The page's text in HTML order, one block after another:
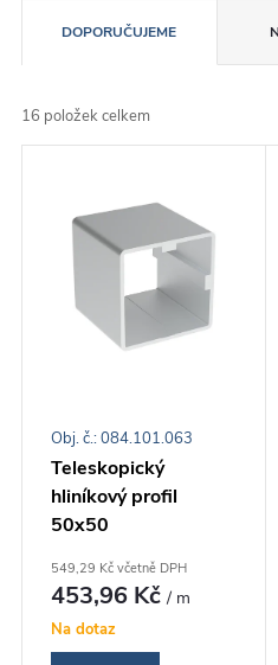
a
z
DOPORUČUJEME
16 položek celkem
Teleskopický
hliníkový profil
50x50
549,29 Kč včetně DPH
453,96 Kč/ m
Na dotaz
Obj. č.: 084.101.063